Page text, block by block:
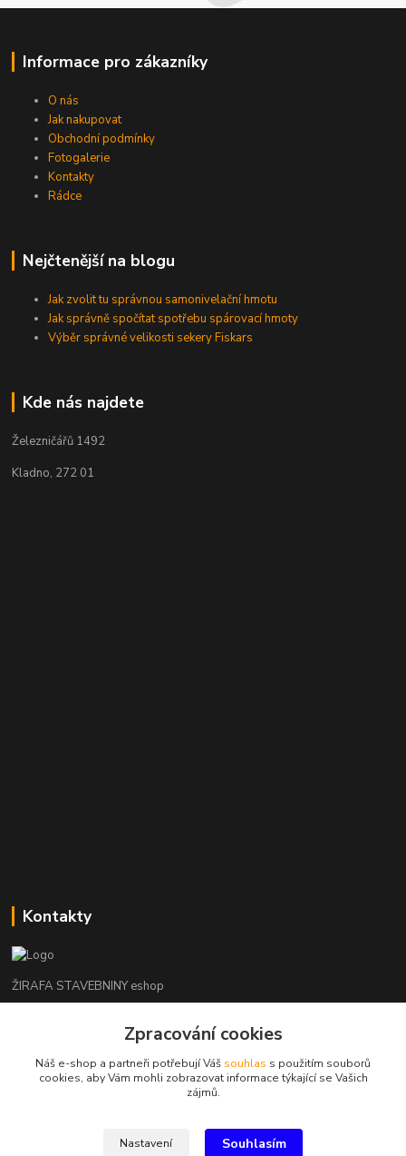
Informace pro zákazníky
O nás
Jak nakupovat
Obchodní podmínky
Fotogalerie
Kontakty
Rádce
Nejčtenější na blogu
Jak zvolit tu správnou samonivelační hmotu
Jak správně spočítat spotřebu spárovací hmoty
Výběr správné velikosti sekery Fiskars
Kde nás najdete
Železničářů 1492
Kladno, 272 01
Kontakty
ŽIRAFA STAVEBNINY eshop
+420 312 685 342
kladno@zirafa-stavebniny.cz
Zpracování cookies
Náš e-shop a partneři potřebují Váš souhlas s použitím souborů
cookies, aby Vám mohli zobrazovat informace týkající se Vašich
zájmů.
Nastavení Souhlasím